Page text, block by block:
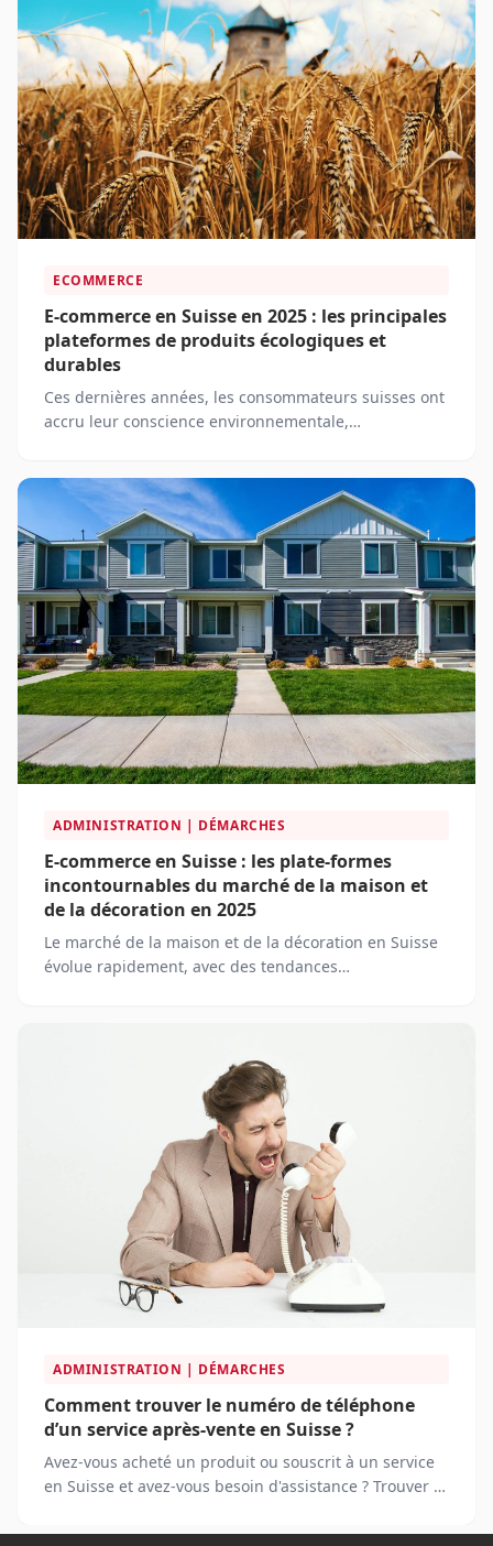
ECOMMERCE
E-commerce en Suisse en 2025 : les principales
plateformes de produits écologiques et
durables
Ces dernières années, les consommateurs suisses ont
accru leur conscience environnementale,
croissante de produits écologiques et durables,
alimentant un marché en pleine expansion qui
redessine le paysage du e-commerce en Suisse.
ADMINISTRATION | DÉMARCHES
E-commerce en Suisse : les plate-formes
incontournables du marché de la maison et
de la décoration en 2025
Le marché de la maison et de la décoration en Suisse
évolue rapidement, avec des tendances
de produits de décoration en Suisse, alliant
innovations numériques, logistique performante et
personnalisation de l'expérience client.
ADMINISTRATION | DÉMARCHES
Comment trouver le numéro de téléphone
d’un service après-vente en Suisse ?
Avez-vous acheté un produit ou souscrit à un service
en Suisse et avez-vous besoin d'assistance ? Trouver le
parfois sembler une tâche ardue, surtout si vous ne